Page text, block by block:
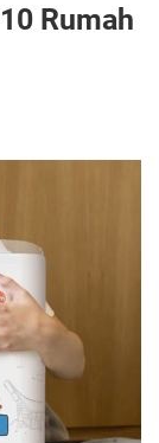
Rumah